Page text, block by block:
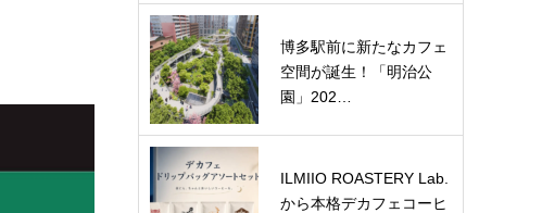
博多駅前に新たなカフェ
空間が誕生！「明治公
園」202…
ILMIIO ROASTERY Lab.
から本格デカフェコーヒ